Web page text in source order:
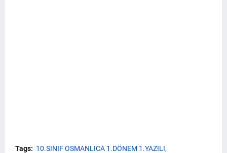
Tags: 10.SINIF OSMANLICA 1.DÖNEM 1.YAZILI